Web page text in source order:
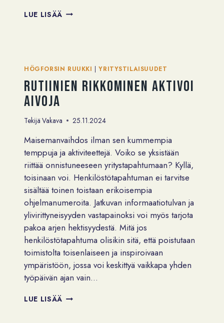
LUE LISÄÄ MITÄ
HÖGFORSIN RUUKKI |YRITYSTILAISUUDET
Rutiinien rikkominen aktivoi
aivoja
Tekijä Vakava 25.11.2024
Maisemanvaihdos ilman sen kummempia
temppuja ja aktiviteettejä. Voiko se yksistään
riittää onnistuneeseen yritystapahtumaan? Kyllä,
toisinaan voi. Henkilöstötapahtuman ei tarvitse
sisältää toinen toistaan erikoisempia
ohjelmanumeroita. Jatkuvan informaatiotulvan ja
ylivirittyneisyyden vastapainoksi voi myös tarjota
pakoa arjen hektisyydestä. Mitä jos
henkilöstötapahtuma olisikin sitä, että poistutaan
toimistolta toisenlaiseen ja inspiroivaan
ympäristöön, jossa voi keskittyä vaikkapa yhden
työpäivän ajan vain…
LUE LISÄÄ RUTIINIEN